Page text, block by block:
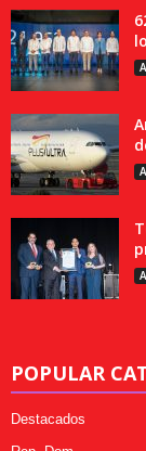
POPULAR
Destacados